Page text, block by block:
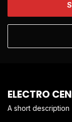
ELECTRO
A short description